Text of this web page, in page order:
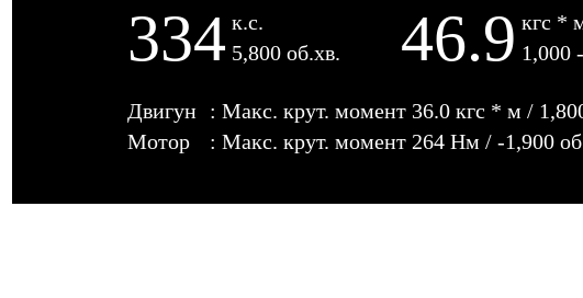
334 к.с.
5,800 об.хв.
46.9 кгс *
1,000
Двигун : Макс. крут. момент 36.0 кгс * м /
Мотор
: Макс. крут. момент 264 Нм / -1,900